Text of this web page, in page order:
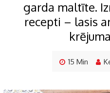
garda maltīte.
recepti – lasis
15 Min